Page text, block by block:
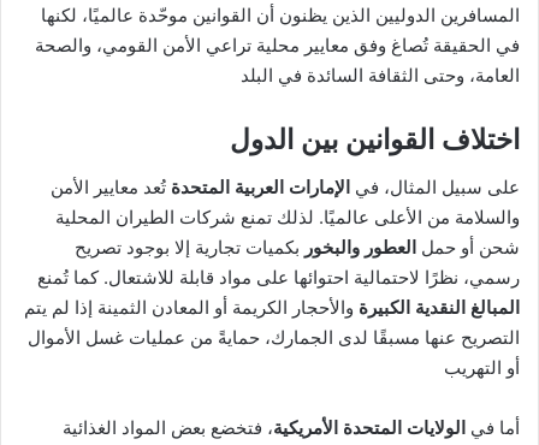
المسافرين الدوليين الذين يظنون أن القوانين موحّدة عالميًا، لكنها
في الحقيقة تُصاغ وفق معايير محلية تراعي الأمن القومي، والصحة
العامة، وحتى الثقافة السائدة في البلد
اختلاف القوانين بين الدول
على سبيل المثال، في الإمارات العربية المتحدة تُعد معايير الأمن
والسلامة من الأعلى عالميًا. لذلك تمنع شركات الطيران المحلية
شحن أو حمل العطور والبخور بكميات تجارية إلا بوجود تصريح
رسمي، نظرًا لاحتمالية احتوائها على مواد قابلة للاشتعال. كما تُمنع
المبالغ النقدية الكبيرة والأحجار الكريمة أو المعادن الثمينة إذا لم يتم
التصريح عنها مسبقًا لدى الجمارك، حمايةً من عمليات غسل الأموال
أو التهريب
أما في الولايات المتحدة الأمريكية، فتخضع بعض المواد الغذائية